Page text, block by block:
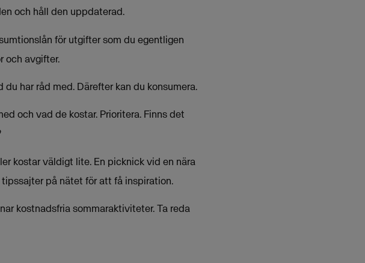
och håll den uppdaterad.
för utgifter som du egentligen
och avgifter.
har råd med. Därefter kan du konsumera.
och vad de kostar. Prioritera. Finns det
kostar väldigt lite. En picknick vid en nära
på nätet för att få inspiration.
kostnadsfria sommaraktiviteter. Ta reda